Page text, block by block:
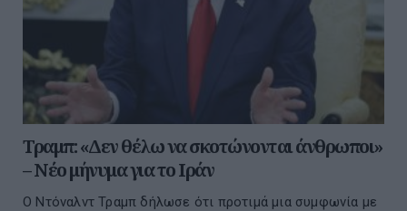
Τραμπ: «Δεν θέλω να σκοτώνονται άνθρωποι»
– Νέο μήνυμα για το Ιράν
Ο Ντόναλντ Τραμπ δήλωσε ότι προτιμά μια συμφωνία με